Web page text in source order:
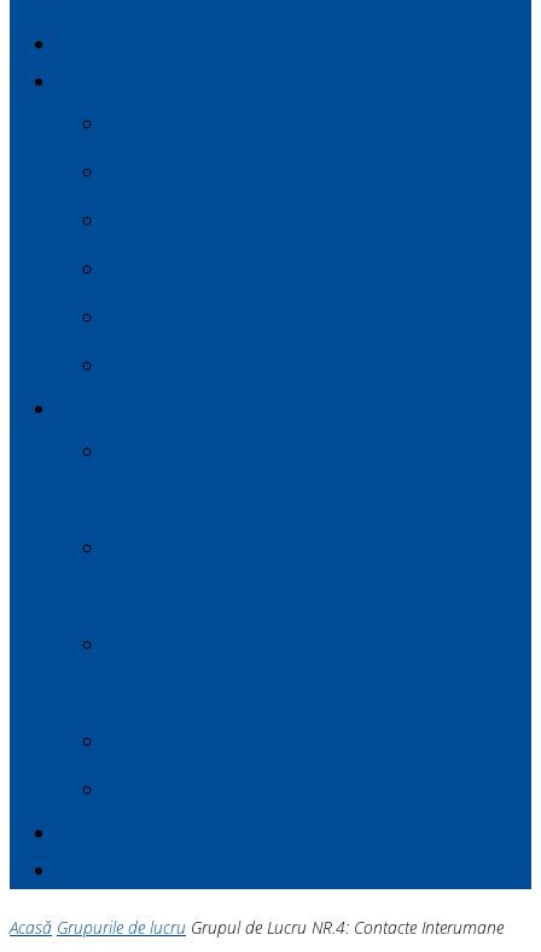
Acasă Grupurile de lucru Grupul de Lucru NR.4: Contacte Interumane